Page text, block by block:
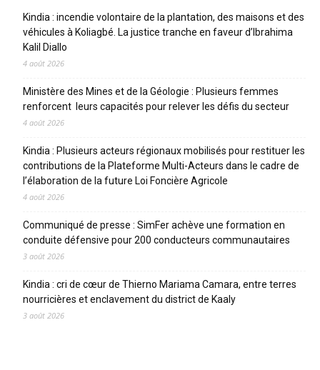
Kindia : incendie volontaire de la plantation, des maisons et des
véhicules à Koliagbé. La justice tranche en faveur d’Ibrahima
Kalil Diallo
4 août 2026
Ministère des Mines et de la Géologie : Plusieurs femmes
renforcent leurs capacités pour relever les défis du secteur
4 août 2026
Kindia : Plusieurs acteurs régionaux mobilisés pour restituer les
contributions de la Plateforme Multi-Acteurs dans le cadre de
l’élaboration de la future Loi Foncière Agricole
4 août 2026
Communiqué de presse : SimFer achève une formation en
conduite défensive pour 200 conducteurs communautaires
3 août 2026
Kindia : cri de cœur de Thierno Mariama Camara, entre terres
nourricières et enclavement du district de Kaaly
3 août 2026